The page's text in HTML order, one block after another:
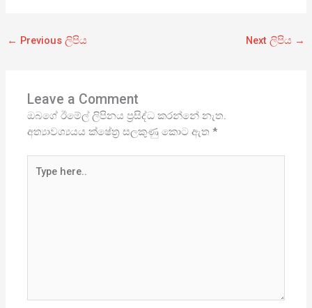
← Previous ලිපිය Next ලිපිය →
Leave a Comment
ඔබගේ ඊමේල් ලිපිනය ප්‍රසිද්ධ කරන්නේ නැත.
අත්‍යාවශ්‍යයය ක්ෂේත්‍ර සලකුණු කොට ඇත*
here..